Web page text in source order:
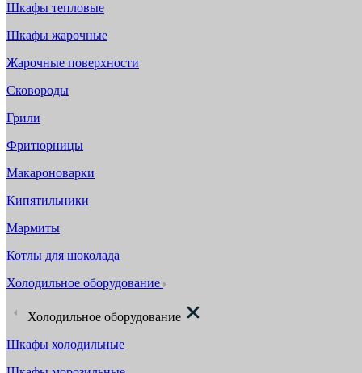
Шкафы тепловые
Шкафы жарочные
Жарочные поверхности
Сковороды
Грили
Фритюрницы
Макароноварки
Кипятильники
Мармиты
Котлы для шоколада
Холодильное оборудование
Холодильное оборудование
Шкафы холодильные